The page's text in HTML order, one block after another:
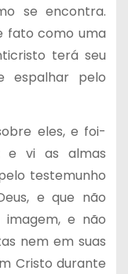
se encontra.
fato como uma
terá seu
espalhar pelo
eles, e foi-
e vi as almas
testemunho
e que não
e não
nem em suas
Cristo durante